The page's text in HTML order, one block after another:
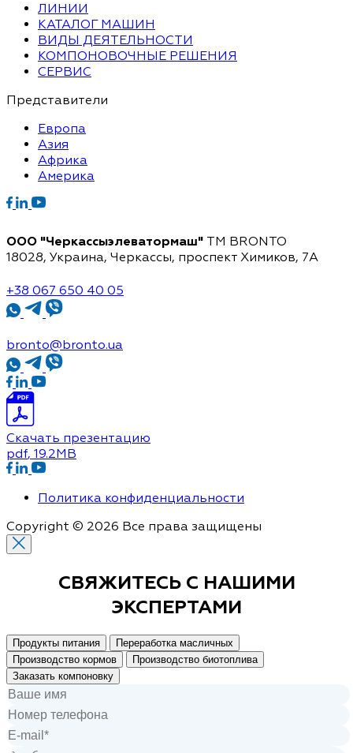
ЛИНИИ
КАТАЛОГ МАШИН
ВИДЫ ДЕЯТЕЛЬНОСТИ
КОМПОНОВОЧНЫЕ РЕШЕНИЯ
СЕРВИС
Представители
Европа
Азия
Африка
Америка
ООО "Черкассыэлеватормаш" TM BRONTO
18028, Украина, Черкассы, проспект Химиков, 7A
+38 067 650 40 05
bronto@bronto.ua
Скачать презентацию
pdf, 19.2MB
Политика конфиденциальности
Copyright © 2026 Все права защищены
СВЯЖИТЕСЬ С НАШИМИ
ЭКСПЕРТАМИ
Продукты питания
Переработка масличных
Производство кормов
Производство биотоплива
Заказать компоновку